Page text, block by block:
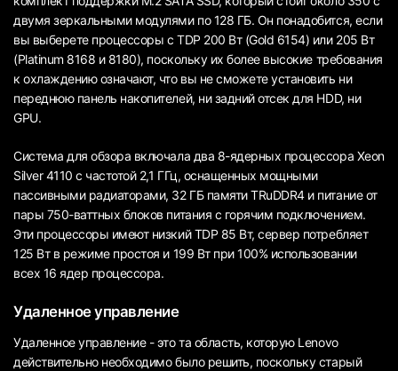
двумя зеркальными модулями по 128 ГБ. Он понадобится, если
вы выберете процессоры с TDP 200 Вт (Gold 6154) или 205 Вт
(Platinum 8168 и 8180), поскольку их более высокие требования
к охлаждению означают, что вы не сможете установить ни
переднюю панель накопителей, ни задний отсек для HDD, ни
GPU.
Система для обзора включала два 8-ядерных процессора Xeon
Silver 4110 с частотой 2,1 ГГц, оснащенных мощными
пассивными радиаторами, 32 ГБ памяти TRuDDR4 и питание от
пары 750-ваттных блоков питания с горячим подключением.
Эти процессоры имеют низкий TDP 85 Вт, сервер потребляет
125 Вт в режиме простоя и 199 Вт при 100% использовании
всех 16 ядер процессора.
Удаленное управление
Удаленное управление - это та область, которую Lenovo
действительно необходимо было решить, поскольку старый